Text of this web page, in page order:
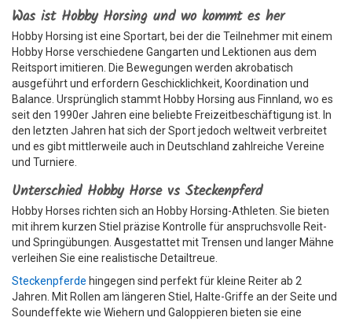
Was ist Hobby Horsing und wo kommt es her
Hobby Horsing ist eine Sportart, bei der die Teilnehmer mit einem
Hobby Horse verschiedene Gangarten und Lektionen aus dem
Reitsport imitieren. Die Bewegungen werden akrobatisch
ausgeführt und erfordern Geschicklichkeit, Koordination und
Balance. Ursprünglich stammt Hobby Horsing aus Finnland, wo es
seit den 1990er Jahren eine beliebte Freizeitbeschäftigung ist. In
den letzten Jahren hat sich der Sport jedoch weltweit verbreitet
und es gibt mittlerweile auch in Deutschland zahlreiche Vereine
und Turniere.
Unterschied Hobby Horse vs Steckenpferd
Hobby Horses richten sich an Hobby Horsing-Athleten. Sie bieten
mit ihrem kurzen Stiel präzise Kontrolle für anspruchsvolle Reit-
und Springübungen. Ausgestattet mit Trensen und langer Mähne
verleihen Sie eine realistische Detailtreue.
Steckenpferde hingegen sind perfekt für kleine Reiter ab 2
Jahren. Mit Rollen am längeren Stiel, Halte-Griffe an der Seite und
Soundeffekte wie Wiehern und Galoppieren bieten sie eine